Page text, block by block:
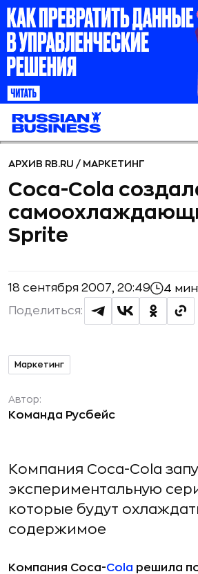
АРХИВ RB.RU / МАРКЕТИНГ
Coca-Cola
Sprite
18 сентября 2007, 20:49 4
Поделиться:
Маркетинг
Автор:
Команда Русбейс
Компания Coca-Cola
экспериментальную
которые будут
содержимое
Компания Coca-Cola решила